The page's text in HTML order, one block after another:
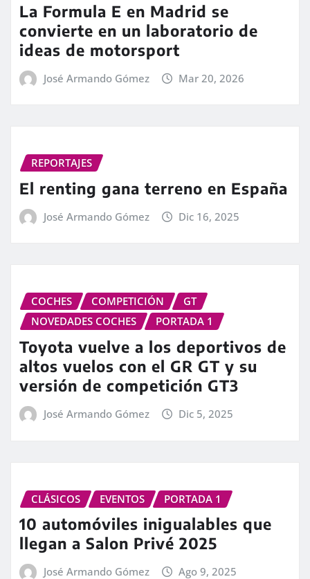
La Formula E en Madrid se
convierte en un laboratorio de
ideas de motorsport
José Armando Gómez Mar 20, 2026
REPORTAJES
El renting gana terreno en España
José Armando Gómez Dic 16, 2025
COCHES COMPETICIÓN
GT
NOVEDADES COCHES
PORTADA 1
Toyota vuelve a los deportivos de
altos vuelos con el GR GT y su
versión de competición GT3
José Armando Gómez Dic 5, 2025
CLÁSICOS EVENTOS PORTADA 1
10 automóviles inigualables que
llegan a Salon Privé 2025
José Armando Gómez Ago 9, 2025